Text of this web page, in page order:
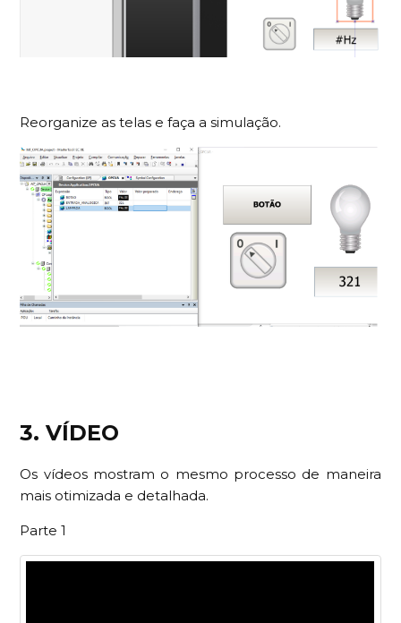
Reorganize as telas e faça a simulação.
3. VÍDEO
Os vídeos mostram o mesmo processo de maneira
mais otimizada e detalhada.
Parte 1